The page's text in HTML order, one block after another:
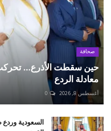
صحافة
حين سقطت الأذرع...
معادلة الردع
أغسطس 8, 2026 0
السعودية وردع